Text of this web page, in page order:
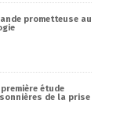
prometteuse au
étude
de la prise